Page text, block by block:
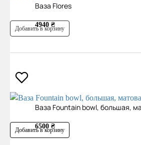
Ваза Flores
4940 ₴
Добавить в корзину
Ваза Fountain bowl, большая,
6500 ₴
Добавить в корзину